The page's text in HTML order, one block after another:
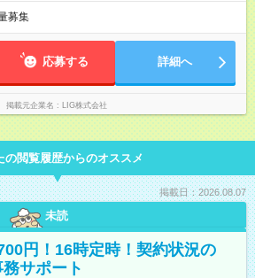
募集
応募する 詳細へ
掲載元企業名 LIG株式会社
の閲覧履歴からのオススメ
掲載日：2026.08.07
未読
円！16時定時！契約状況の
サポート